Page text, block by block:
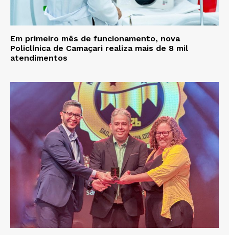
Em primeiro mês de funcionamento, nova
Policlínica de Camaçari realiza mais de 8 mil
atendimentos